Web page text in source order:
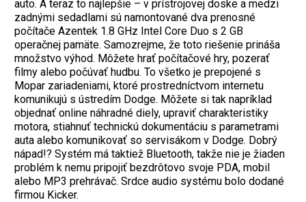
auto. A teraz to najlepšie – v prístrojovej doske a medzi
zadnými sedadlami sú namontované dva prenosné
počítače Azentek 1.8 GHz Intel Core Duo s 2 GB
operačnej pamäte. Samozrejme, že toto riešenie prináša
množstvo výhod. Môžete hrať počítačové hry, pozerať
filmy alebo počúvať hudbu. To všetko je prepojené s
Mopar zariadeniami, ktoré prostredníctvom internetu
komunikujú s ústredím Dodge. Môžete si tak napríklad
objednať online náhradné diely, upraviť charakteristiky
motora, stiahnuť technickú dokumentáciu s parametrami
auta alebo komunikovať so servisákom v Dodge. Dobrý
nápad!? Systém má taktiež Bluetooth, takže nie je žiaden
problém k nemu pripojiť bezdrôtovo svoje PDA, mobil
alebo MP3 prehrávač. Srdce audio systému bolo dodané
firmou Kicker.